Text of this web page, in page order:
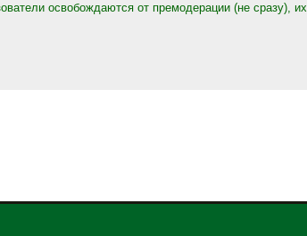
освобождаются от премодерации (не сразу), их